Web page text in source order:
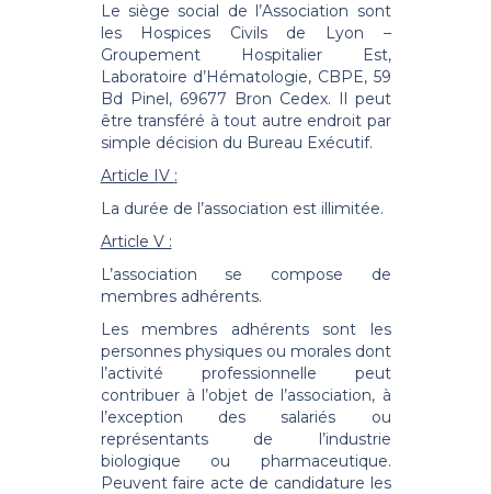
Le siège social de l’Association sont
les Hospices Civils de Lyon –
Groupement Hospitalier Est,
Laboratoire d’Hématologie, CBPE, 59
Bd Pinel, 69677 Bron Cedex. Il peut
être transféré à tout autre endroit par
simple décision du Bureau Exécutif.
Article IV :
La durée de l’association est illimitée.
Article V :
L’association se compose de
membres adhérents.
Les membres adhérents sont les
personnes physiques ou morales dont
l’activité professionnelle peut
contribuer à l’objet de l’association, à
l’exception des salariés ou
représentants de l’industrie
biologique ou pharmaceutique.
Peuvent faire acte de candidature les